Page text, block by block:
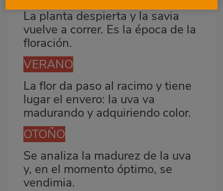
La planta despierta y la savia
vuelve a correr. Es la época de la
floración.
VERANO
La flor da paso al racimo y tiene
lugar el envero: la uva va
madurando y adquiriendo color.
OTOÑO
Se analiza la madurez de la uva
y, en el momento óptimo, se
vendimia.